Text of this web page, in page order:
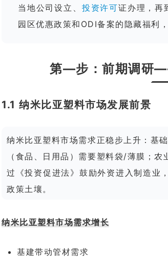
当地公司设立、 投资许可证办理，再
园区优惠政策和ODI备案的隐藏福利
第—步：前期调研
1.1 纳米比亚塑料市场发展前景
纳米比亚塑料市场需求正稳步上升：基
（食品、日用品）需要塑料袋/薄膜；
过《投资促进法》鼓励外资进入制造业
政策土壤。
纳米比亚塑料市场需求增长
基建带动管材需求